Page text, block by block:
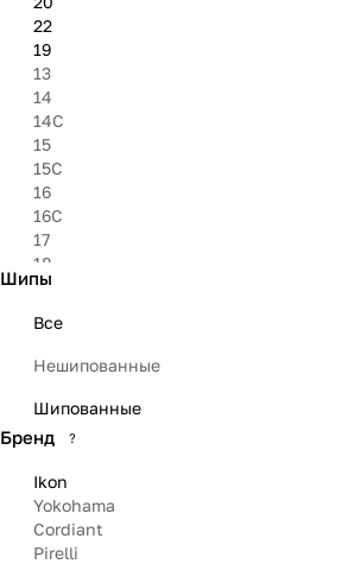
22
19
13
14
14C
15
15C
16
16C
17
18
23
Шипы
Все
Нешипованные
Шипованные
Бренд ?
Ikon
Yokohama
Cordiant
Pirelli